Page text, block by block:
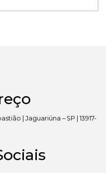
| Jaguariúna – SP | 13917-